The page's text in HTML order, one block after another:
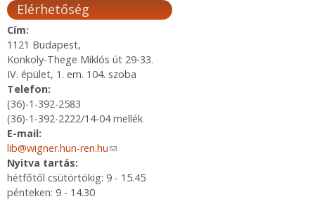
Elérhetőség
Cím:
1121 Budapest,
Konkoly-Thege Miklós út 29-33.
IV. épület, 1. em. 104. szoba
Telefon:
(36)-1-392-2583
(36)-1-392-2222/14-04 mellék
E-mail:
lib@wigner.hun-ren.hu(link sends e-mail)
Nyitva tartás:
hétfőtől csütörtökig: 9 - 15.45
pénteken: 9 - 14.30